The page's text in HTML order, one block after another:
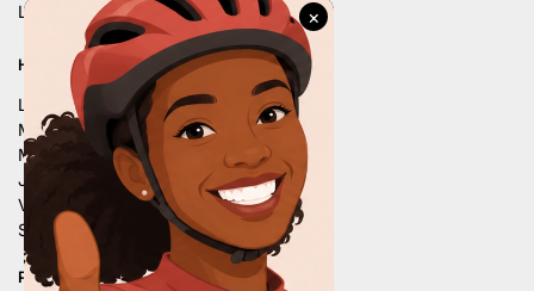
Linkedin
HORAIRE D’ÉTÉ
Lu. – 9h – 12h | 14h – 18h
Ma. – 9h – 12h | 14h – 18h
Me. – 9h – 12h | 14h – 18h
Je. – 9h – 12h | 14h – 18h
Ve. – 9h – 12h | 14h – 18h
Sa. – 9h – 12h | 13h30 – 16h
PLUS DE 80 AVIS 5 ÉTOILES